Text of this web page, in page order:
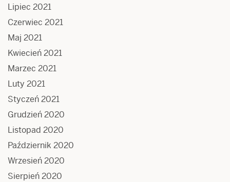
Lipiec 2021
Czerwiec 2021
Maj 2021
Kwiecień 2021
Marzec 2021
Luty 2021
Styczeń 2021
Grudzień 2020
Listopad 2020
Październik 2020
Wrzesień 2020
Sierpień 2020